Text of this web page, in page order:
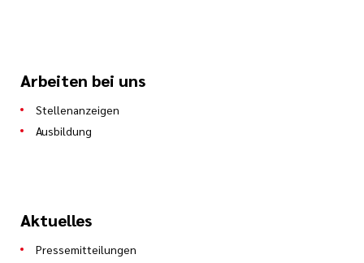
Arbeiten bei uns
Stellenanzeigen
Ausbildung
Aktuelles
Pressemitteilungen